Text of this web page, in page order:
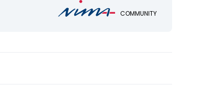
COMMUNITY